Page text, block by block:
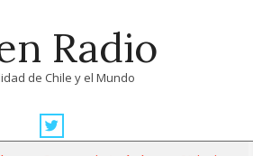
Radio
de Chile y el Mundo